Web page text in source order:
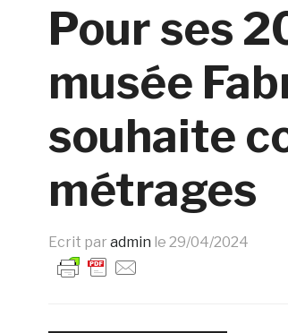
Pour ses
musée
souhaite
métrages
Ecrit par admin le 29/04/2024